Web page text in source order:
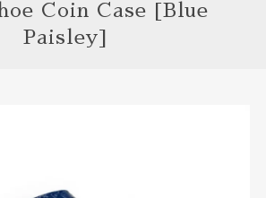
Coin Case [Blue
Paisley]